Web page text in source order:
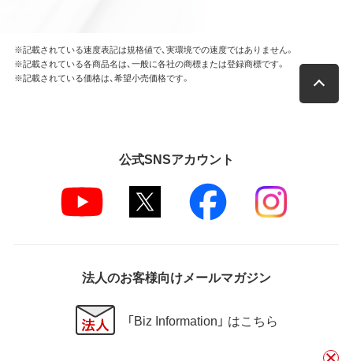
※記載されている速度表記は規格値で、実環境での速度ではありません。
※記載されている各商品名は、一般に各社の商標または登録商標です。
※記載されている価格は、希望小売価格です。
公式SNSアカウント
法人のお客様向けメールマガジン
「Biz Information」 はこちら